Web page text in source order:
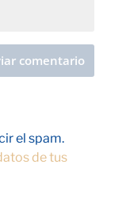
el spam.
de tus